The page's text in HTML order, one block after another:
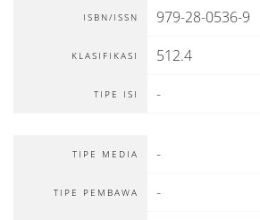
ISBN/ISSN 979-28-0536-9
KLASIFIKASI 512.4
TIPE ISI -
TIPE MEDIA -
TIPE PEMBAWA -